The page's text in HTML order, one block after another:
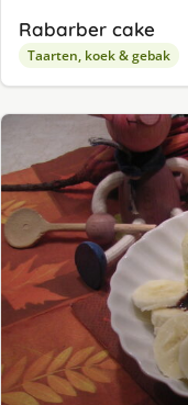
Rabarber cake
Taarten, koek & gebak